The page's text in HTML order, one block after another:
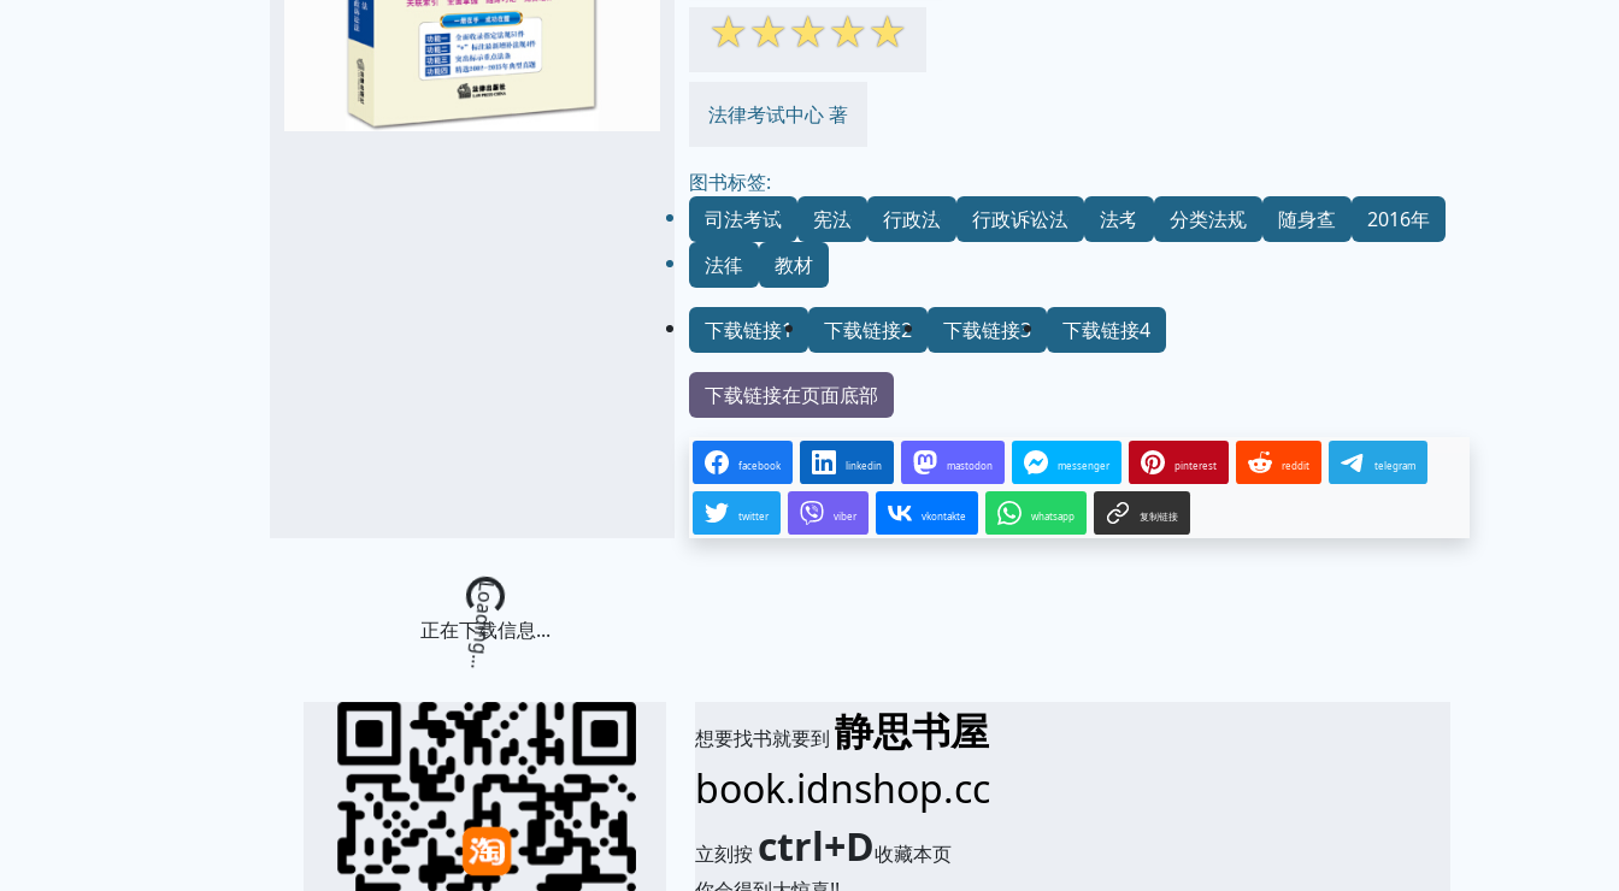
☆☆☆☆☆
法律考试中心 著
图书标签:
司法考试
宪法 行政法 行政诉讼法 法考 分类法规 随身查
2016年
法律
教材
下载链接1 下载链接2 下载链接3 下载链接4
下载链接在页面底部
facebook linkedin mastodon messenger pinterest reddit telegram
twitter viber vkontakte whatsapp 复制链接
Loading...
正在下载信息...
想要找书就要到静思书屋
book.idnshop.cc
立刻按 ctrl+D收藏本页